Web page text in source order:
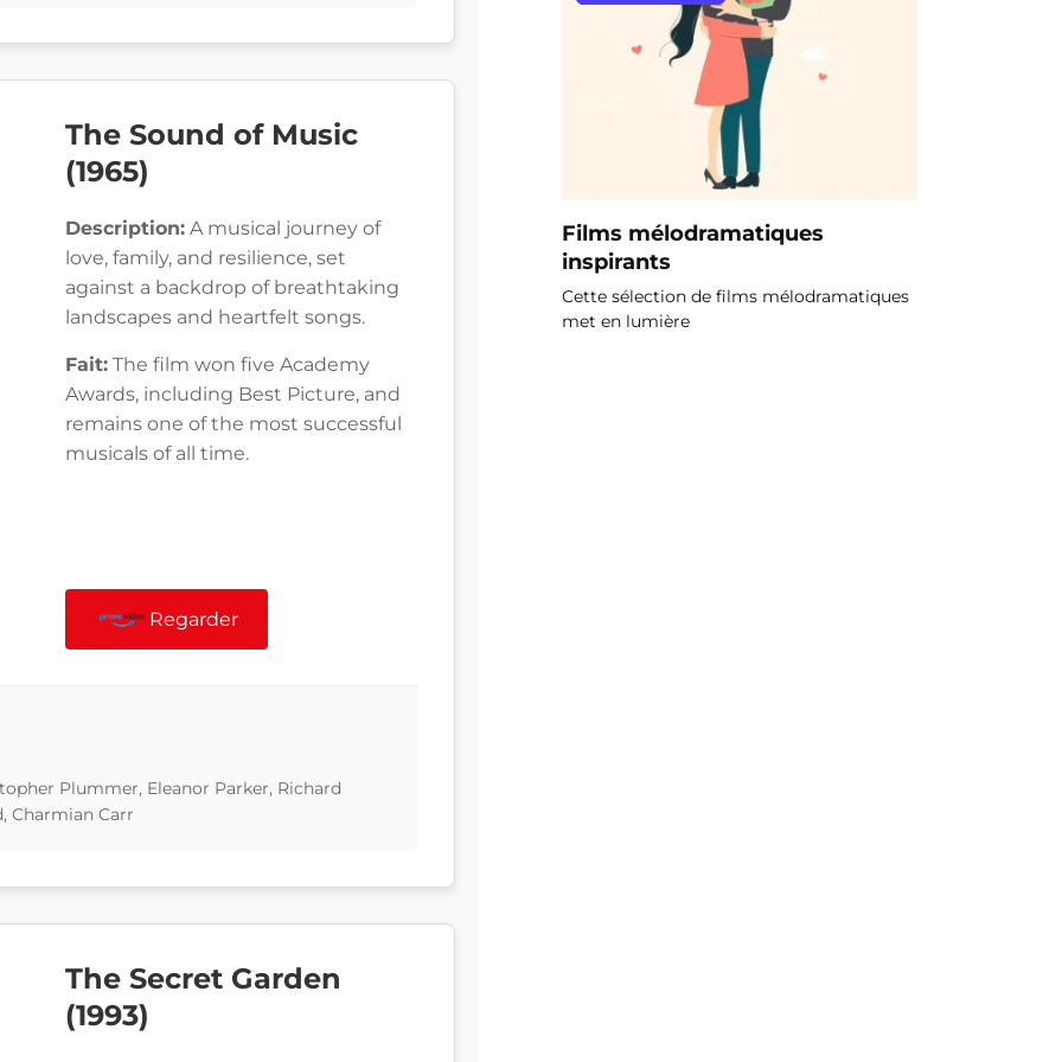
The Sound of Music
(1965)
Description: A musical journey of
love, family, and resilience, set
against a backdrop of breathtaking
landscapes and heartfelt songs.
Fait: The film won five Academy
Awards, including Best Picture, and
remains one of the most successful
musicals of all time.
Regarder
Plummer, Eleanor Parker, Richard
Charmian Carr
The Secret Garden
(1993)
Films mélodramatiques
inspirants
Cette sélection de films mélodramatiques
met en lumière